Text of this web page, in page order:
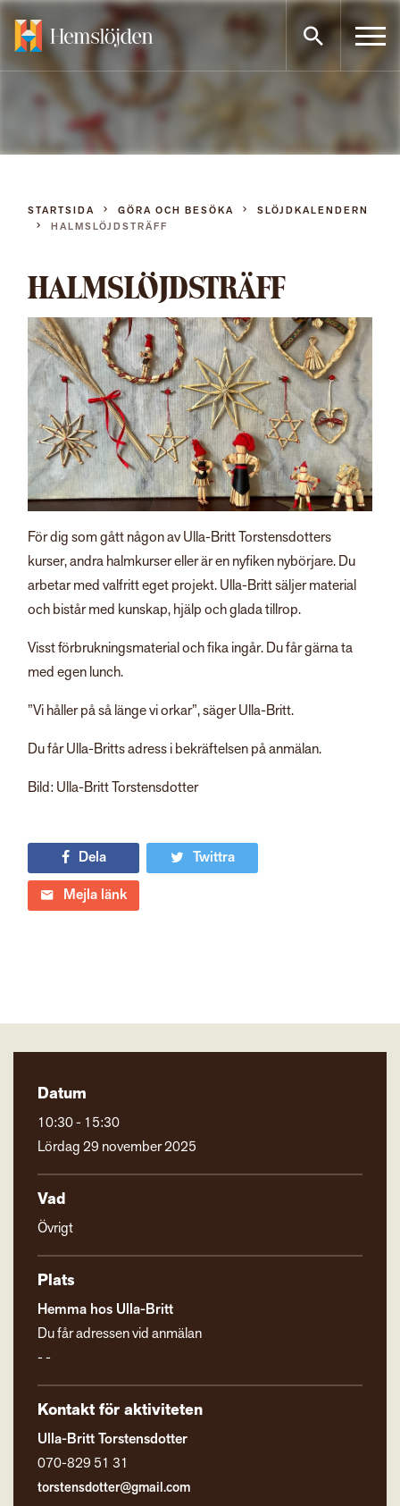
direkt
innehållet
STARTSIDA GÖRA OCH BESÖKA
SLÖJDKALENDERN
HALMSLÖJDSTRÄFF
HALMSLÖJDSTRÄFF
För dig som gått någon av Ulla-Britt Torstensdotters
kurser, andra halmkurser eller är en nyfiken nybörjare. Du
arbetar med valfritt eget projekt. Ulla-Britt säljer material
och bistår med kunskap, hjälp och glada tillrop.
Visst förbrukningsmaterial och fika ingår. Du får gärna ta
med egen lunch.
”Vi håller på så länge vi orkar”, säger Ulla-Britt.
Du får Ulla-Britts adress i bekräftelsen på anmälan.
Bild: Ulla-Britt Torstensdotter
Dela
Twittra
Mejla länk
Datum
10:30 - 15:30
Lördag 29 november 2025
Vad
Övrigt
Plats
Hemma hos Ulla-Britt
Du får adressen vid anmälan
- -
Kontakt för aktiviteten
Ulla-Britt Torstensdotter
070-829 51 31
torstensdotter@gmail.com